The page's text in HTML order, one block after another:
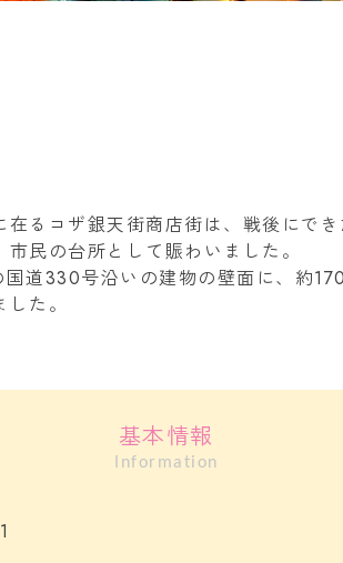
るコザ銀天街商店街は、戦後にで
民の台所として賑わいました。
道330号沿いの建物の壁面に、約
た。
基本情報
Information